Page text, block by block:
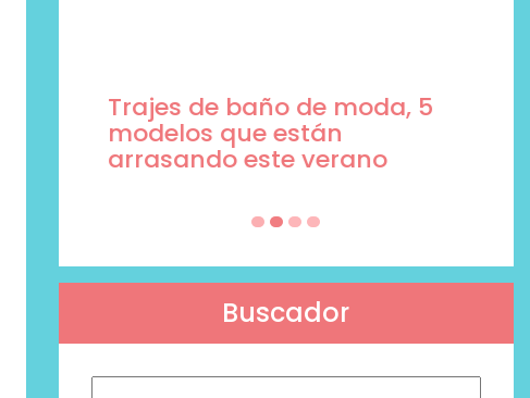
Trajes de baño de moda, 5
modelos que están
arrasando este verano
Buscador